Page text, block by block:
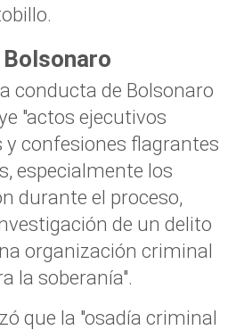
conducta de Bolsonaro
"actos ejecutivos
y confesiones flagrantes
especialmente los
durante el proceso,
de un delito
organización criminal
la soberanía".
que la "osadía criminal